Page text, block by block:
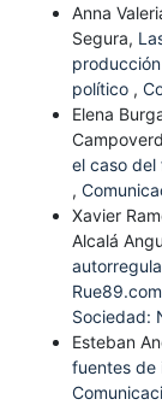
Anna
Segura,
político ,
Elena
el caso del
,
Xavier
Alcalá
Sociedad:
Esteban
fuentes de